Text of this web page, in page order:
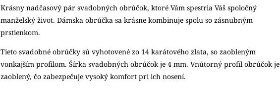
Krásny nadčasový pár svadobných obrúčok, ktoré Vám spestria Váš spoločný
manželský život. Dámska obrúčka sa krásne kombinuje spolu so zásnubným
prstienkom.
Tieto svadobné obrúčky sú vyhotovené zo 14 karátového zlata, so zaobleným
vonkajším profilom. Šírka svadobných obrúčok je 4 mm. Vnútorný profil obrúčok je
zaoblený, čo zabezpečuje vysoký komfort pri ich nosení.